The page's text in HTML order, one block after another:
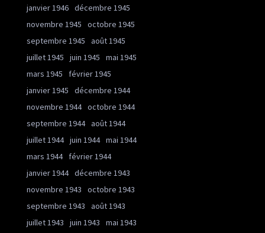
janvier 1946 décembre 1945
novembre 1945
octobre 1945
septembre 1945
août 1945
juillet 1945
juin 1945
mai 1945
mars 1945
février 1945
janvier 1945
décembre 1944
novembre 1944 octobre 1944
septembre 1944 août 1944
juillet 1944 juin 1944 mai 1944
mars 1944
février 1944
janvier 1944 décembre 1943
novembre 1943
octobre 1943
septembre 1943
août 1943
juillet 1943
juin 1943
mai 1943